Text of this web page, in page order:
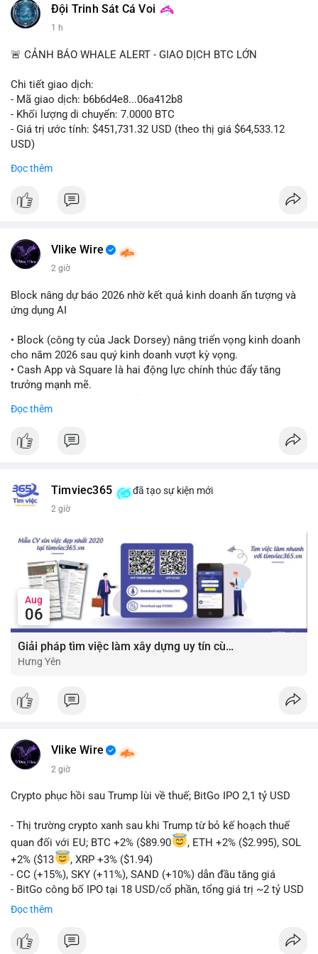
#binancesquare #cryptonews #digitalassetmarketclarityact
#regulation
$btc $eth
#vlikevn #titanbot
📰 Nguồn: CoinDesk
Đội Trinh Sát Cá Voi
1 h
🚨 CẢNH BÁO WHALE ALERT - GIAO DỊCH BTC LỚN
Chi tiết giao dịch:
- Mã giao dịch: b6b6d4e8...06a412b8
- Khối lượng di chuyển: 7.0000 BTC
- Giá trị ước tính: $451,731.32 USD (theo thị giá $64,533.12
USD)
Cá voi chuyển 7 BTC trị giá hơn 451 nghìn USD từ một địa chỉ
tiếp lên thị trường. Với mức giá hiện tại, động thái này thiên về
khả năng tái phân bổ danh mục đầu tư hoặc chuẩn bị thanh
hưởng nhẹ, nhưng không đủ để gây biến động mạnh.
Theo dõi thêm các giao dịch lớn liên tiếp trong 24 giờ tới. Nếu
xuất hiện chuỗi chuyển tiền lên sàn, cần thận trọng trước nguy
cơ điều chỉnh. Tránh hành động theo cảm xúc khi chưa xác
nhận đầy đủ dòng tiền.
#7btc #chuyenvilanh
Đọc thêm
Vlike Wire
2 giờ
Block nâng dự báo 2026 nhờ kết quả kinh doanh ấn tượng và
ứng dụng AI
• Block (công ty của Jack Dorsey) nâng triển vọng kinh doanh
cho năm 2026 sau quý kinh doanh vượt kỳ vọng.
• Cash App và Square là hai động lực chính thúc đẩy tăng
trưởng mạnh mẽ.
quy trình phát triển phần mềm.
#block #fintech
#vlikevn #titanbot
📰 Nguồn: Cointelegraph
Đọc thêm
Timviec365 đã tạo sự kiện mới
2 giờ
Aug
06
Giải pháp tìm việc làm xây dựng uy tín cùng mức lương thưởng hấp dẫn ?️
Hưng Yên
Vlike Wire
2 giờ
Crypto phục hồi sau Trump lùi về thuế; BitGo IPO 2,1 tỷ USD
- Thị trường crypto xanh sau khi Trump từ bỏ kế hoạch thuế
quan đối với EU; BTC +2% ($89.90
, ETH +2% ($2.995), SOL
+2% ($13
, XRP +3% ($1.94)
- CC (+15%), SKY (+11%), SAND (+10%) dẫn đầu tăng giá
- BitGo công bố IPO tại 18 USD/cổ phần, tổng giá trị ~2 tỷ USD
- Vitalik Buterin đề xuất DVT staking bản địa để tăng cường
bảo mật và phi tập trung Ethereum
- Hong Kong phát hành giấy phép stablecoin mới với yêu cầu
tuân thủ nghiêm ngặt
Đọc thêm